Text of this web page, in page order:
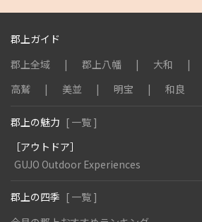
郡上ガイド
郡上全域
郡上八幡 大和
高鷲
美並 明宝 和良
郡上の魅力 [ 一覧 ]
［アウトドア］
GUJO Outdoor Experiences
郡上の四季 [ 一覧 ]